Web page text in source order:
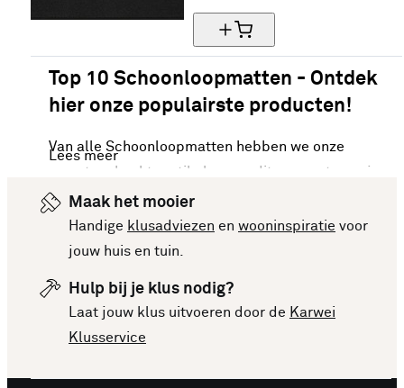
Top 10 Schoonloopmatten - Ontdek
hier onze populairste producten!
Van alle Schoonloopmatten hebben we onze
meest verkochte artikelen van dit moment voor je
op een rijtje gezet. Vergelijk makkelijk de
specificaties en prijzen om een goede keuze te
kunnen maken. Deze lijst is altijd up-to-date,
nieuwste en beste producten. Bekijk de top 10
Schoonloopmatten en laat je inspireren voor je
volgende aankoop!
Lees meer
Maak het mooier
Handige klusadviezen en wooninspiratie voor
jouw huis en tuin.
Hulp bij je klus nodig?
Laat jouw klus uitvoeren door de Karwei
Klusservice